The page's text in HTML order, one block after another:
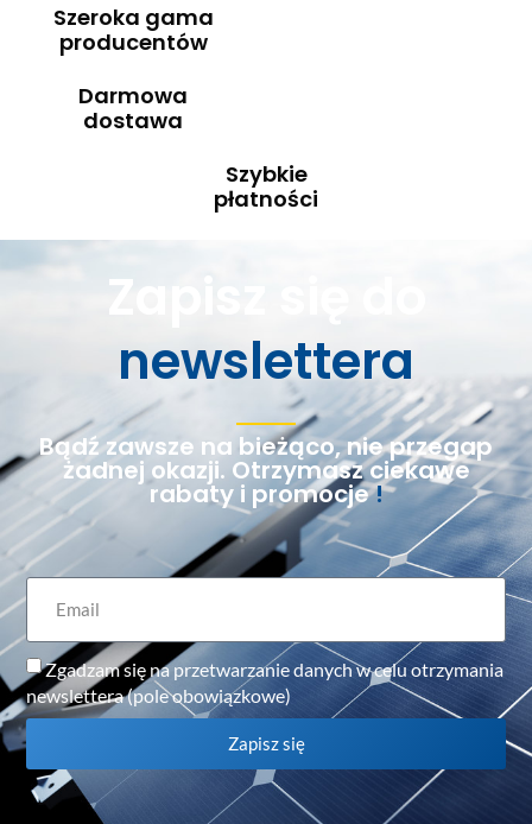
Szeroka gama
producentów
Darmowa
dostawa
Szybkie
płatności
Zapisz się do
newslettera
Bądź zawsze na bieżąco, nie przegap
żadnej okazji. Otrzymasz ciekawe
rabaty i promocje!
Zgadzam się na przetwarzanie danych w celu otrzymania
newslettera (pole obowiązkowe)
Zapisz się